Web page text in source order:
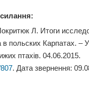
Л. Итоги
польских Карпатах. –
птахів. 04.06.2015.
. Дата звернення: